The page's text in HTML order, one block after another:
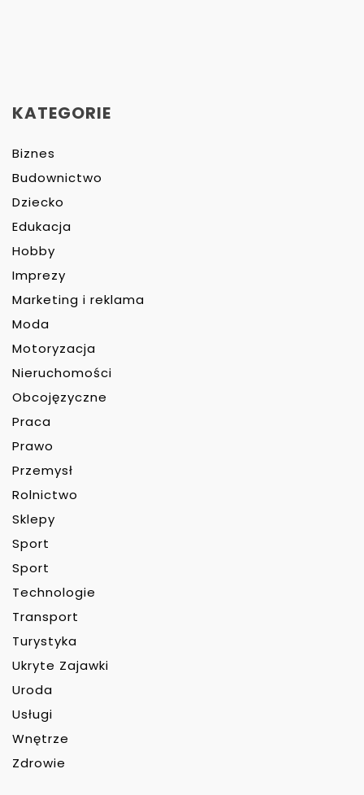
KATEGORIE
Biznes
Budownictwo
Dziecko
Edukacja
Hobby
Imprezy
Marketing i reklama
Moda
Motoryzacja
Nieruchomości
Obcojęzyczne
Praca
Prawo
Przemysł
Rolnictwo
Sklepy
Sport
Sport
Technologie
Transport
Turystyka
Ukryte Zajawki
Uroda
Usługi
Wnętrze
Zdrowie